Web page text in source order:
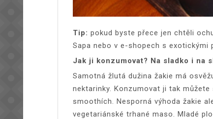
Tip: pokud byste přece jen chtěli
Sapa nebo v e-shopech s exotickými
Jak ji konzumovat? Na sladko i na
Samotná žlutá dužina žakie má
nektarinky. Konzumovat ji tak
smoothích. Nesporná výhoda žakie
vegetariánské trhané maso. Mladé